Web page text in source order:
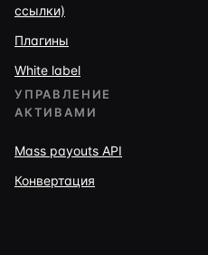
ссылки)
Плагины
White label
УПРАВЛЕНИЕ
АКТИВАМИ
Mass payouts API
Конвертация